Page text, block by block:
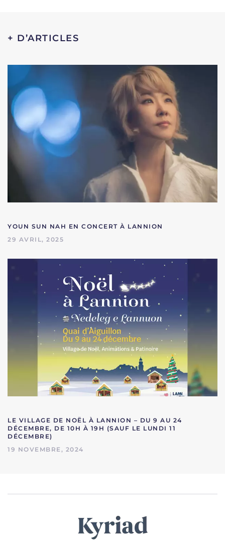
+ D’ARTICLES
YOUN SUN NAH EN CONCERT À LANNION
29 AVRIL, 2025
LE VILLAGE DE NOËL À LANNION – DU 9 AU 24
DÉCEMBRE, DE 10H À 19H (SAUF LE LUNDI 11
DÉCEMBRE)
19 NOVEMBRE, 2024